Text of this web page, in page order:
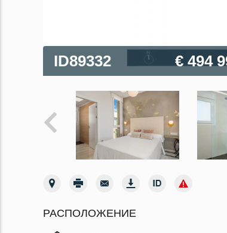
ID89332 € 494
РАСПОЛОЖЕНИЕ